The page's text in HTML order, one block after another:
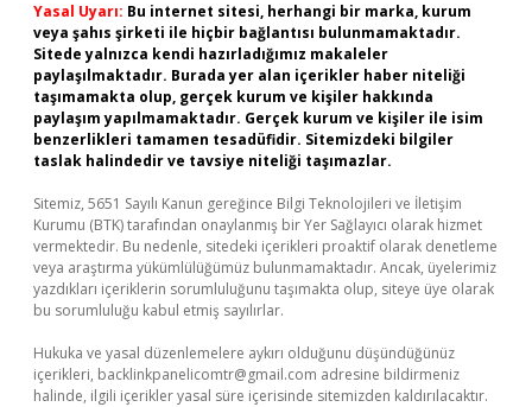
Yasal Uyarı: Bu internet sitesi, herhangi bir marka, kurum
veya şahıs şirketi ile hiçbir bağlantısı bulunmamaktadır.
Sitede yalnızca kendi hazırladığımız makaleler
paylaşılmaktadır. Burada yer alan içerikler haber niteliği
taşımamakta olup, gerçek kurum ve kişiler hakkında
paylaşım yapılmamaktadır. Gerçek kurum ve kişiler ile isim
benzerlikleri tamamen tesadüfidir. Sitemizdeki bilgiler
taslak halindedir ve tavsiye niteliği taşımazlar.
Sitemiz, 5651 Sayılı Kanun gereğince Bilgi Teknolojileri ve İletişim
Kurumu (BTK) tarafından onaylanmış bir Yer Sağlayıcı olarak hizmet
vermektedir. Bu nedenle, sitedeki içerikleri proaktif olarak denetleme
veya araştırma yükümlülüğümüz bulunmamaktadır. Ancak, üyelerimiz
yazdıkları içeriklerin sorumluluğunu taşımakta olup, siteye üye olarak
bu sorumluluğu kabul etmiş sayılırlar.
Hukuka ve yasal düzenlemelere aykırı olduğunu düşündüğünüz
içerikleri, backlinkpanelicomtr@gmail.com adresine bildirmeniz
halinde, ilgili içerikler yasal süre içerisinde sitemizden kaldırılacaktır.